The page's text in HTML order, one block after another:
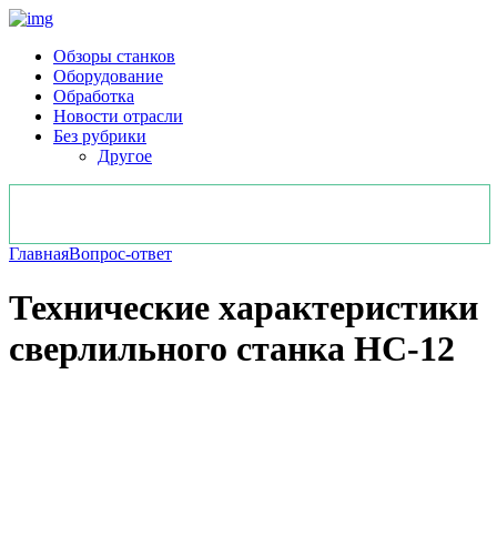
Обзоры станков
Оборудование
Обработка
Новости отрасли
Без рубрики
Другое
ГлавнаяВопрос-ответ
Технические характеристики
сверлильного станка НС-12